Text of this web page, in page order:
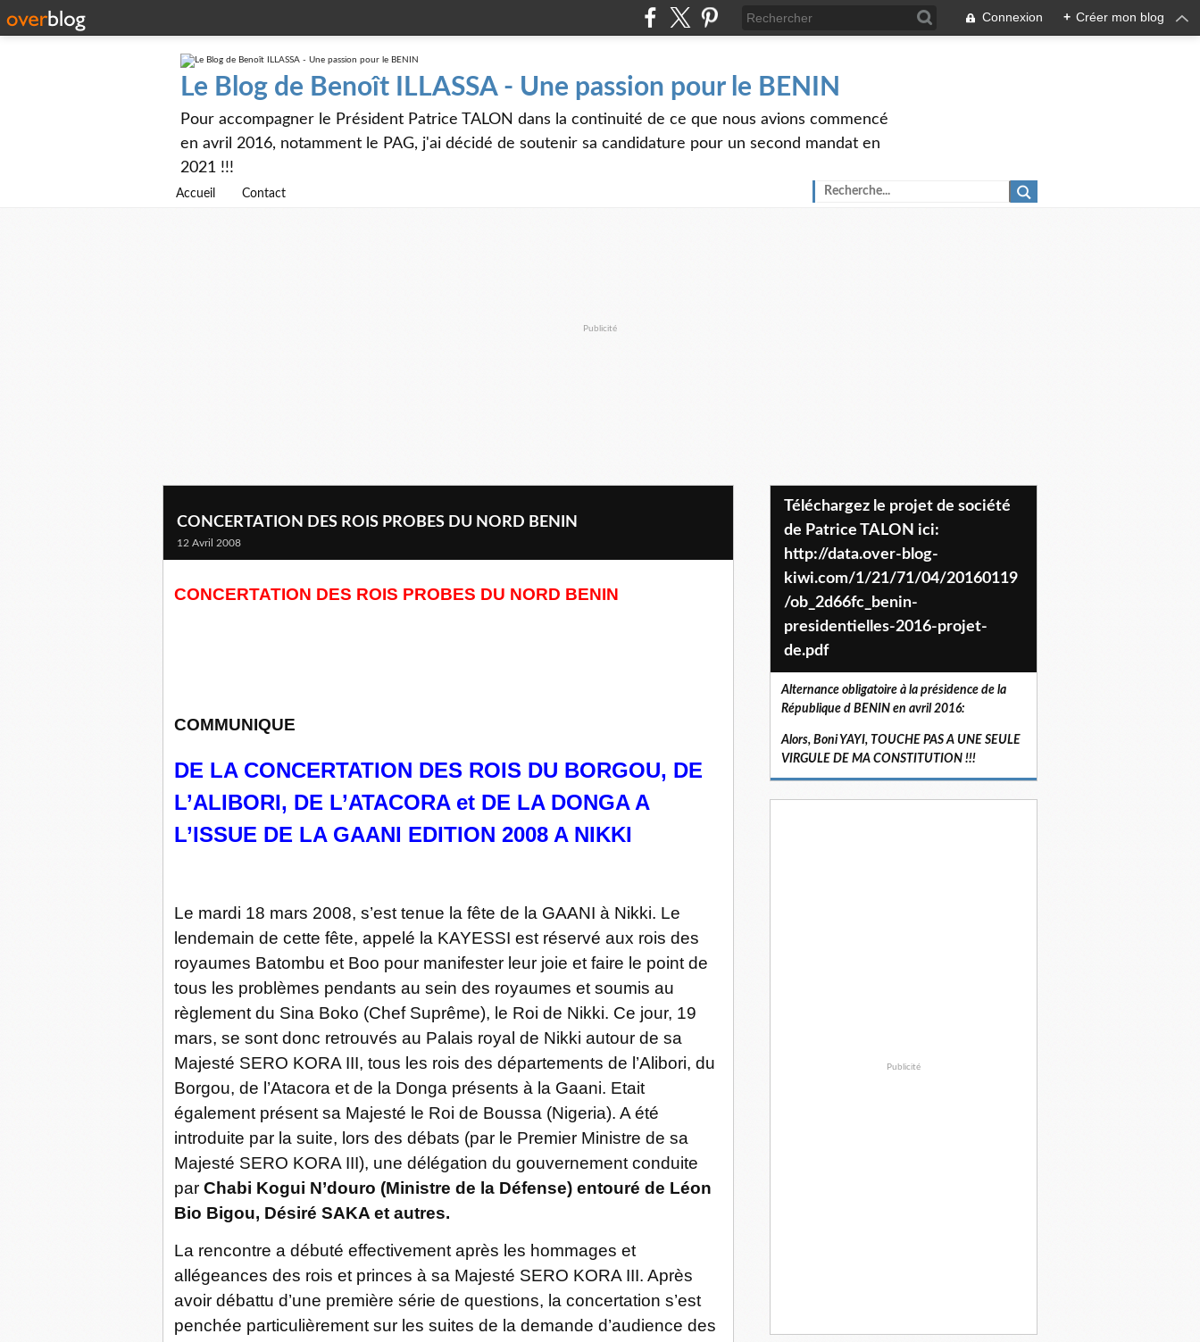
Connexion + Créer mon blog
Le Blog de Benoît ILLASSA - Une passion pour le BENIN
Pour accompagner le Président Patrice TALON dans la continuité de ce que nous avions commencé
en avril 2016, notamment le PAG, j'ai décidé de soutenir sa candidature pour un second mandat en
2021 !!!
Accueil Contact
Publicité
CONCERTATION DES ROIS PROBES DU NORD BENIN
12 Avril 2008
CONCERTATION DES ROIS PROBES DU NORD BENIN
COMMUNIQUE
DE LA CONCERTATION DES ROIS DU BORGOU, DE
L’ALIBORI, DE L’ATACORA et DE LA DONGA A
L’ISSUE DE LA GAANI EDITION 2008 A NIKKI
Le mardi 18 mars 2008, s’est tenue la fête de la GAANI à Nikki. Le
lendemain de cette fête, appelé la KAYESSI est réservé aux rois des
royaumes Batombu et Boo pour manifester leur joie et faire le point de
tous les problèmes pendants au sein des royaumes et soumis au
règlement du Sina Boko (Chef Suprême), le Roi de Nikki. Ce jour, 19
mars, se sont donc retrouvés au Palais royal de Nikki autour de sa
Majesté SERO KORA III, tous les rois des départements de l’Alibori, du
Borgou, de l’Atacora et de la Donga présents à la Gaani. Etait
également présent sa Majesté le Roi de Boussa (Nigeria). A été
introduite par la suite, lors des débats (par le Premier Ministre de sa
Majesté SERO KORA III), une délégation du gouvernement conduite
par Chabi Kogui N’douro (Ministre de la Défense) entouré de Léon
Bio Bigou, Désiré SAKA et autres.
La rencontre a débuté effectivement après les hommages et
allégeances des rois et princes à sa Majesté SERO KORA III. Après
avoir débattu d’une première série de questions, la concertation s’est
penchée particulièrement sur les suites de la demande d’audience des
Téléchargez le projet de société
de Patrice TALON ici:
http://data.over-blog-
kiwi.com/1/21/71/04/20160119
/ob_2d66fc_benin-
presidentielles-2016-projet-
de.pdf
Alternance obligatoire à la présidence de la
République d BENIN en avril 2016:
Alors, Boni YAYI, TOUCHE PAS A UNE SEULE
VIRGULE DE MA CONSTITUTION !!!
Publicité